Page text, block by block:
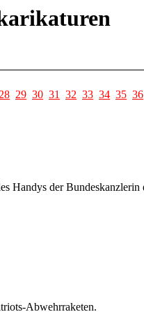
29 30 31 32 33 34 35 36
Handys der
Abwehrraketen.